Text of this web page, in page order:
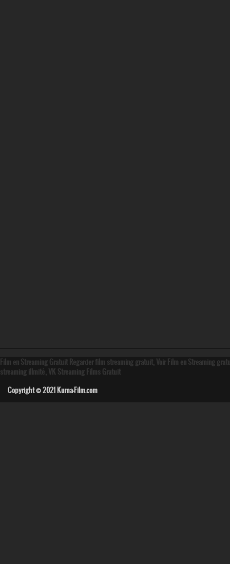
Film en Streaming Gratuit Regarder film streaming gratuit, Voir Film en Streaming
streaming illmité, VK Streaming Films Gratuit
Copyright © 2021Kuma-Film.com